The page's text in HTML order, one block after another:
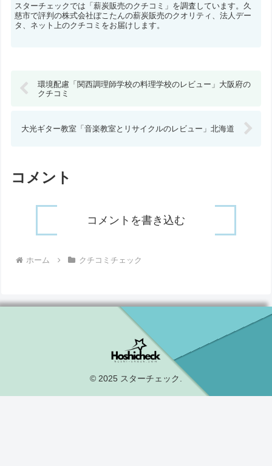
スターチェックでは「薪炭販売のクチコミ」を調査しています。久
慈市で評判の株式会社ぼこたんの薪炭販売のクオリティ、法人デー
タ、ネット上のクチコミをお届けします。
環境配慮「関西調理師学校の料理学校のレビュー」大阪府の
クチコミ
大光ギター教室「音楽教室とリサイクルのレビュー」北海道
コメント
コメントを書き込む
ホーム クチコミチェック
© 2025 スターチェック.